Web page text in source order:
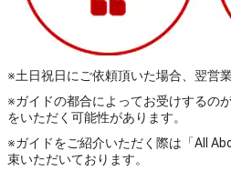
※土日祝日にご依頼頂いた場合、翌営
※ガイドの都合によってお受けするの
をいただく可能性があります。
※ガイドをご紹介いただく際は「All
束いただいております。